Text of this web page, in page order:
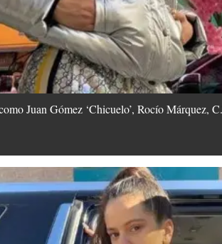
Juan Gómez ‘Chicuelo’, Rocío Márquez,